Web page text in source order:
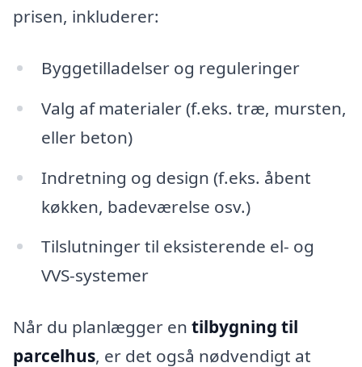
prisen, inkluderer:
Byggetilladelser og reguleringer
Valg af materialer (f.eks. træ, mursten,
eller beton)
Indretning og design (f.eks. åbent
køkken, badeværelse osv.)
Tilslutninger til eksisterende el- og
VVS-systemer
Når du planlægger en tilbygning til
parcelhus, er det også nødvendigt at